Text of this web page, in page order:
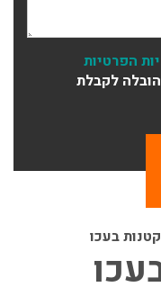
הפרטיות
לקבלת
בעכו